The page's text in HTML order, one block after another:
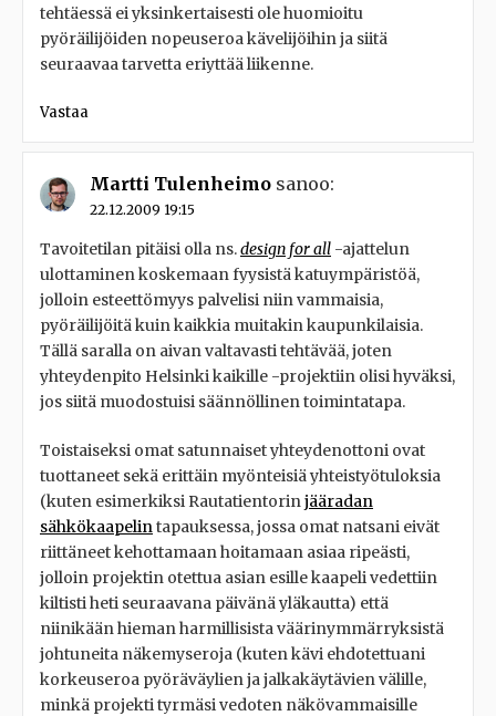
tehtäessä ei yksinkertaisesti ole huomioitu
pyöräilijöiden nopeuseroa kävelijöihin ja siitä
seuraavaa tarvetta eriyttää liikenne.
Vastaa
Martti Tulenheimo sanoo:
22.12.2009 19:15
Tavoitetilan pitäisi olla ns.design for all -ajattelun
ulottaminen koskemaan fyysistä katuympäristöä,
jolloin esteettömyys palvelisi niin vammaisia,
pyöräilijöitä kuin kaikkia muitakin kaupunkilaisia.
Tällä saralla on aivan valtavasti tehtävää, joten
yhteydenpito Helsinki kaikille -projektiin olisi hyväksi,
jos siitä muodostuisi säännöllinen toimintatapa.
Toistaiseksi omat satunnaiset yhteydenottoni ovat
tuottaneet sekä erittäin myönteisiä yhteistyötuloksia
(kuten esimerkiksi Rautatientorinjääradan
sähkökaapelintapauksessa, jossa omat natsani eivät
riittäneet kehottamaan hoitamaan asiaa ripeästi,
jolloin projektin otettua asian esille kaapeli vedettiin
kiltisti heti seuraavana päivänä yläkautta) että
niinikään hieman harmillisista väärinymmärryksistä
johtuneita näkemyseroja (kuten kävi ehdotettuani
korkeuseroa pyöräväylien ja jalkakäytävien välille,
minkä projekti tyrmäsi vedoten näkövammaisille